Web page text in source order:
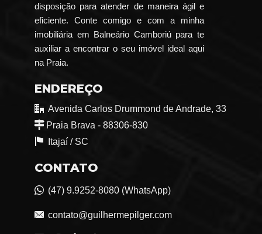
disposição para atender de maneira ágil e
eficiente. Conte comigo e com a minha
imobiliária em Balneário Camboriú para te
auxiliar a encontrar o seu imóvel ideal aqui
na Praia.
ENDEREÇO
Avenida Carlos Drummond de Andrade, 33
Praia Brava - 88306-830
Itajaí / SC
CONTATO
(47) 9.9252-8080 (WhatsApp)
contato@guilhermepilger.com